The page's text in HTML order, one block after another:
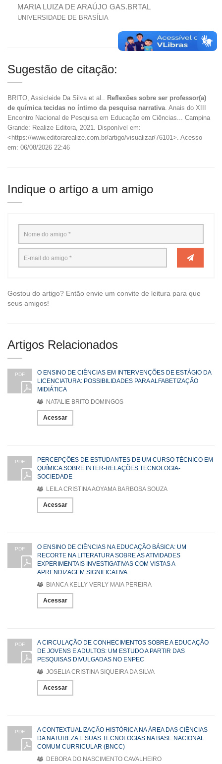
MARIA LUIZA DE ARAÚJO GAS.BRTAL
UNIVERSIDADE DE BRASÍLIA
Sugestão de citação:
BRITO, Assicleide Da Silva et al.. Reflexões sobre ser professor(a)
de química tecidas no íntimo da pesquisa narrativa. Anais do XIII
Encontro Nacional de Pesquisa em Educação em Ciências... Campina
Grande: Realize Editora, 2021. Disponível em:
<https://www.editorarealize.com.br/artigo/visualizar/76101>. Acesso
em: 06/08/2026 22:46
Indique o artigo a um amigo
Gostou do artigo? Então envie um convite de leitura para que
seus amigos!
Artigos Relacionados
PDF
O ENSINO DE CIÊNCIAS EM INTERVENÇÕES DE ESTÁGIO DA
LICENCIATURA: POSSIBILIDADES PARA ALFABETIZAÇÃO
MIDIÁTICA
NATALIE BRITO DOMINGOS
Acessar
PDF
PERCEPÇÕES DE ESTUDANTES DE UM CURSO TÉCNICO EM
QUÍMICA SOBRE INTER-RELAÇÕES TECNOLOGIA-
SOCIEDADE
LEILA CRISTINA AOYAMA BARBOSA SOUZA
Acessar
PDF
O ENSINO DE CIÊNCIAS NA EDUCAÇÃO BÁSICA: UM
RECORTE NA LITERATURA SOBRE AS ATIVIDADES
EXPERIMENTAIS INVESTIGATIVAS COM VISTAS A
APRENDIZAGEM SIGNIFICATIVA
BIANCA KELLY VERLY MAIA PEREIRA
Acessar
PDF
A CIRCULAÇÃO DE CONHECIMENTOS SOBRE A EDUCAÇÃO
DE JOVENS E ADULTOS: UM ESTUDO A PARTIR DAS
PESQUISAS DIVULGADAS NO ENPEC
JOSELIA CRISTINA SIQUEIRA DA SILVA
Acessar
PDF
A CONTEXTUALIZAÇÃO HISTÓRICA NA ÁREA DAS CIÊNCIAS
DA NATUREZA E SUAS TECNOLOGIAS NA BASE NACIONAL
COMUM CURRICULAR (BNCC)
DEBORA DO NASCIMENTO CAVALHEIRO